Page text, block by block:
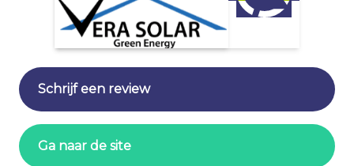
Schrijf een review
Ga naar de site